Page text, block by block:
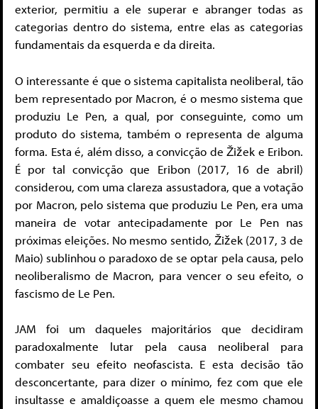
exterior, permitiu a ele superar e abranger todas as
categorias dentro do sistema, entre elas as categorias
fundamentais da esquerda e da direita.
O interessante é que o sistema capitalista neoliberal, tão
bem representado por Macron, é o mesmo sistema que
produziu Le Pen, a qual, por conseguinte, como um
produto do sistema, também o representa de alguma
forma. Esta é, além disso, a convicção de Žižek e Eribon.
É por tal convicção que Eribon (2017, 16 de abril)
considerou, com uma clareza assustadora, que a votação
por Macron, pelo sistema que produziu Le Pen, era uma
maneira de votar antecipadamente por Le Pen nas
próximas eleições. No mesmo sentido, Žižek (2017, 3 de
Maio) sublinhou o paradoxo de se optar pela causa, pelo
neoliberalismo de Macron, para vencer o seu efeito, o
fascismo de Le Pen.
JAM foi um daqueles majoritários que decidiram
paradoxalmente lutar pela causa neoliberal para
combater seu efeito neofascista. E esta decisão tão
desconcertante, para dizer o mínimo, fez com que ele
insultasse e amaldiçoasse a quem ele mesmo chamou